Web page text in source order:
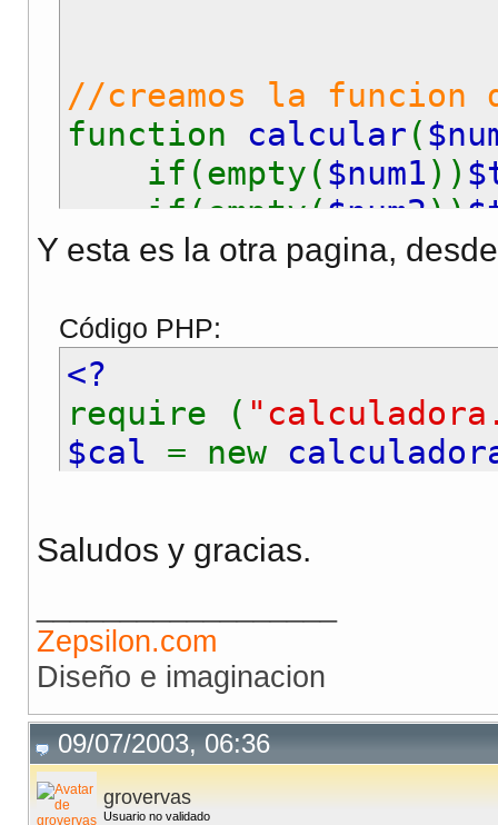
//creamos la funcion
function calcular (
if(empty( $num1 ))
if(empty( $num2 ))
if(empty($oper))
$this
$this ->operador
echo
echo
}elseif($this
echo$num1*
}elseif($this->
if($this->
Y esta es la otra pagina,
Código PHP:
<?
require (
$cal = new
?>
Saludos y gracias.
Zepsilon.com
Diseño e imaginacion
09/07/2003, 06:36
grovervas
Usuario no validado